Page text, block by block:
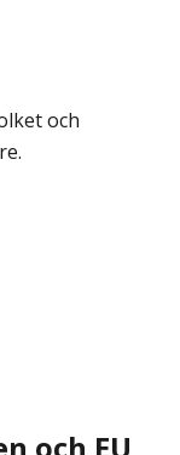
och